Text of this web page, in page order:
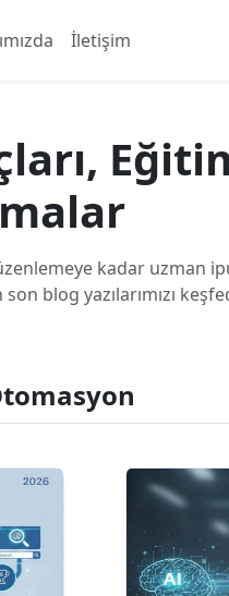
İletişim
kadar uzman
blog yazılarımızı